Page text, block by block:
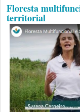
Floresta
territorial